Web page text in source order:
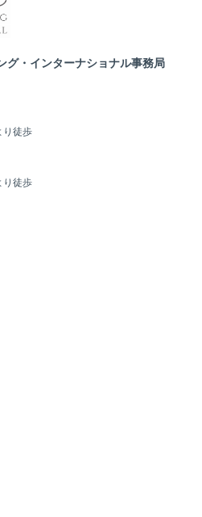
グ・インターナショナル事務局
り徒歩
り徒歩